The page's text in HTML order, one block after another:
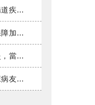
困境一次看
與緊急救援
早報到
全守則